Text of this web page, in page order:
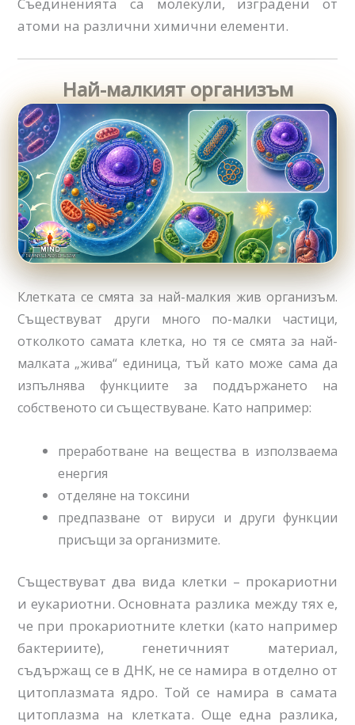
Съединенията са молекули, изградени от
атоми на различни химични елементи.
Най-малкият организъм
Клетката се смята за най-малкия жив организъм.
Съществуват други много по-малки частици,
отколкото самата клетка, но тя се смята за най-
малката „жива“ единица, тъй като може сама да
изпълнява функциите за поддържането на
собственото си съществуванe. Като например:
преработване на вещества в използваема
енергия
отделяне на токсини
предпазване от вируси и други функции
присъщи за организмите.
Съществуват два вида клетки – прокариотни
и еукариотни. Основната разлика между тях е,
че при прокариотните клетки (като например
бактериите), генетичният материал,
съдържащ се в ДНК, не се намира в отделно от
цитоплазмата ядро. Той се намира в самата
цитоплазма на клетката. Още една разлика,